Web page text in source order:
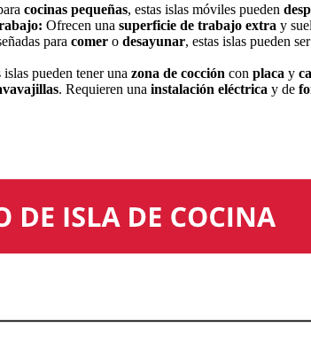
cocinas pequeñas, estas islas móviles pueden
Ofrecen una superficie de trabajo extra y
para comer o desayunar, estas islas pueden
islas pueden tener una zona de cocción con placa y
. Requieren una instalación eléctrica y de